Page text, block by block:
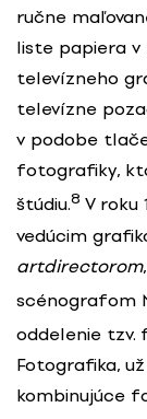
ručne
liste papiera v
televízneho
televízne
v podobe
fotografiky,
štúdiu.8 V roku
vedúcim
artdirectorom
scénografom
oddelenie tzv.
Fotografika,
kombinujúce